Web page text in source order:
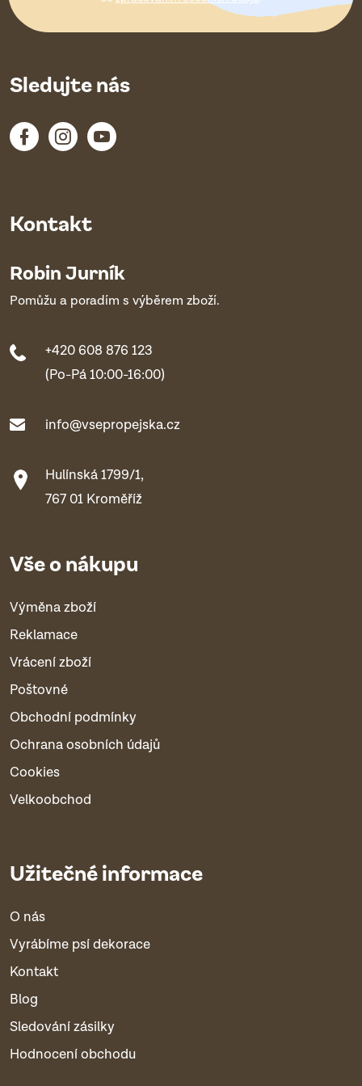
Kontakt
Robin Jurník
Pomůžu a poradím s výběrem zboží.
+420 608 876 123
(Po-Pá 10:00-16:00)
info@vsepropejska.cz
Hulínská 1799/1,
767 01 Kroměříž
Vše o nákupu
Výměna zboží
Reklamace
Vrácení zboží
Poštovné
Obchodní podmínky
Ochrana osobních údajů
Cookies
Velkoobchod
Užitečné informace
O nás
Vyrábíme psí dekorace
Kontakt
Blog
Sledování zásilky
Hodnocení obchodu
Sledujte nás